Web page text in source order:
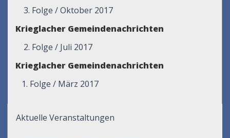
3. Folge / Oktober 2017
Krieglacher Gemeindenachrichten
2. Folge / Juli 2017
Krieglacher Gemeindenachrichten
1. Folge / März 2017
Aktuelle Veranstaltungen